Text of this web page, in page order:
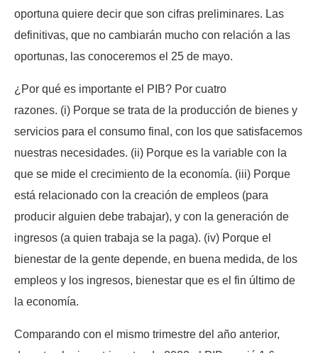
oportuna quiere decir que son cifras preliminares. Las
definitivas, que no cambiarán mucho con relación a las
oportunas, las conoceremos el 25 de mayo.
¿Por qué es importante el PIB? Por cuatro
razones. (i) Porque se trata de la producción de bienes y
servicios para el consumo final, con los que satisfacemos
nuestras necesidades. (ii) Porque es la variable con la
que se mide el crecimiento de la economía. (iii) Porque
está relacionado con la creación de empleos (para
producir alguien debe trabajar), y con la generación de
ingresos (a quien trabaja se la paga). (iv) Porque el
bienestar de la gente depende, en buena medida, de los
empleos y los ingresos, bienestar que es el fin último de
la economía.
Comparando con el mismo trimestre del año anterior,